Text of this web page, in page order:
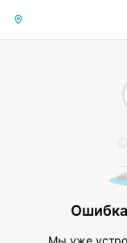
Мы уже